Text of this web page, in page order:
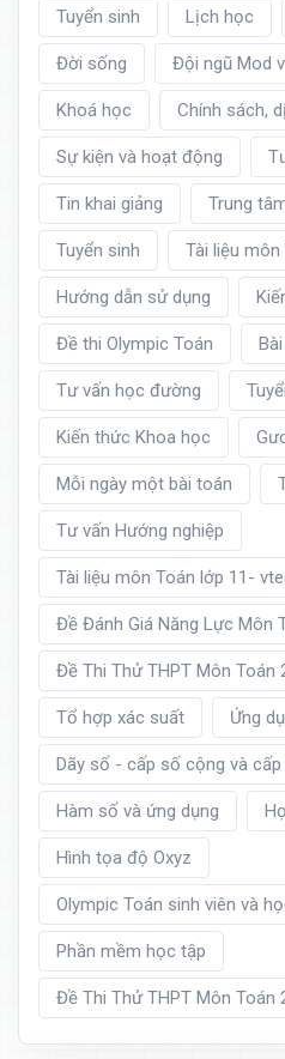
Tuyển sinh Lịch học
Đời sống Đội ngũ Mod
Khoá học Chính sách,
Sự kiện và hoạt động
Tin khai giảng Trung
Tuyển sinh Tài liệu
Hướng dẫn sử dụng
Đề thi Olympic Toán
Tư vấn học đường
Kiến thức Khoa học
Mỗi ngày một bài toán
Tư vấn Hướng nghiệp
Tài liệu môn Toán lớp 11-
Đề Đánh Giá Năng Lực Môn
Đề Thi Thử THPT Môn Toán
Tổ hợp xác suất Ứng
Dãy số - cấp số cộng và
Hàm số và ứng dụng
Hình tọa độ Oxyz
Olympic Toán sinh viên và
Phần mềm học tập
Đề Thi Thử THPT Môn Toán